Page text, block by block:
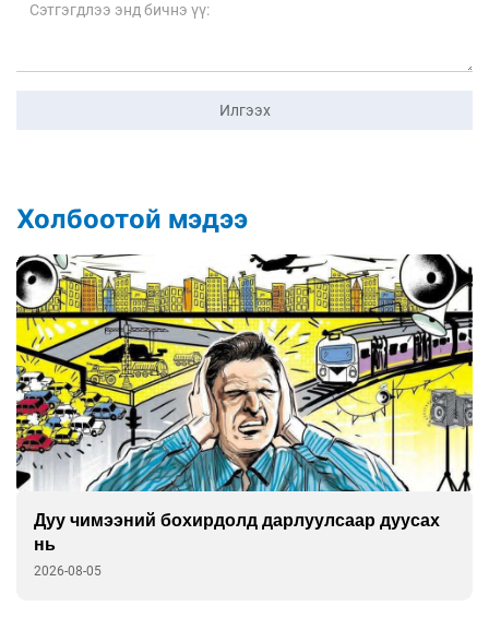
Илгээх
Холбоотой мэдээ
Дуу чимээний бохирдолд дарлуулсаар дуусах
нь
2026-08-05